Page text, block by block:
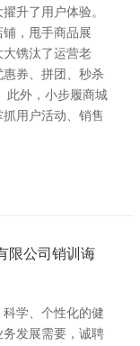
升了用户体验。
，甩手商品展
镌汰了运营老
券、拼团、秒杀
此外，小步履商城
用户活动、销售
限公司销训诲
学、个性化的健
发展需要，诚聘